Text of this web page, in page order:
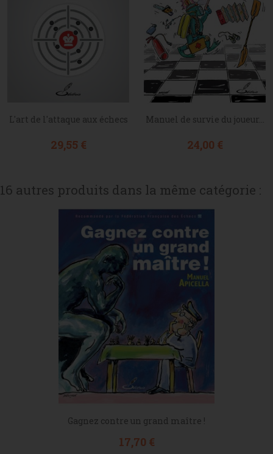
L'art de l'attaque aux échecs
Prix
29,55 €
Manuel de survie du joueur...
Prix
24,00 €
16 autres produits dans la même catégorie :
Gagnez contre un grand maître !
Prix
17,70 €